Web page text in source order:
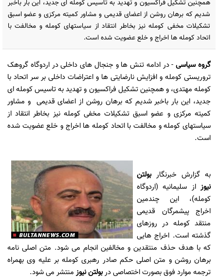
همچنین تشکیل فراکسیون و تهدید به تاسیس کومله ای جدید، این بار باخبر
شدیم که برهان روشن از اعضای قدیمی و مشاور کمیته مرکزی و عضو اسبق
تشکیلات مخفی کومله نیز بخاطر انتقاد از سیاستهای کومله و مخالفت با
اتحاد کومله ها اخراج و خلع عضویت شده است.
گروه سیاسی- در ادامه تنش ها و جنجال های داخلی در اردوگاه گروهک
تروریستی کومله و افزایش نارضایتی ها و اعتراضات داخلی بر سر اتحاد با
کومله مهتدی، و همچنین تشکیل فراکسیون و تهدید به تاسیس کومله ای
جدید، این بار باخبر شدیم که برهان روشن از اعضای قدیمی و مشاور
کمیته مرکزی و عضو اسبق تشکیلات مخفی کومله نیز بخاطر انتقاد از
سیاستهای کومله و مخالفت با اتحاد کومله ها اخراج و خلع عضویت شده
است.
به گزارش خبرنگار بولتن
نیوز از سلیمانیه (اردوگاه
کومله)، این چندمین
اخراج پیشمرگان قدیمی
منتقد کومله در روزهای
گذشته است. اخراج هایی
که با هدف حذف منتقدین و مخالفین انجام می شود. متن اصلی نامه
برهان روشن و متن اصلی حکم صادر رهبری کومله بر علیه وی بهمراه
ترجمه موارد فوق بصورت اختصاصی دربولتن نیوز منتشر می شود.